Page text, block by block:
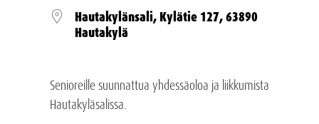
Hautakylänsali, Kylätie 127, 63890
Hautakylä
Senioreille suunnattua yhdessäoloa ja liikkumista
Hautakyläsalissa.